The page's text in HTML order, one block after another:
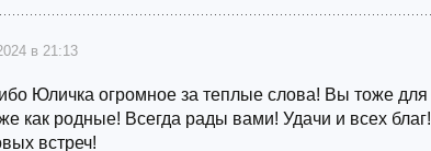
в 21:13
Юличка огромное за теплые слова! Вы тоже для
как родные! Всегда рады вами! Удачи и всех благ!
встреч!